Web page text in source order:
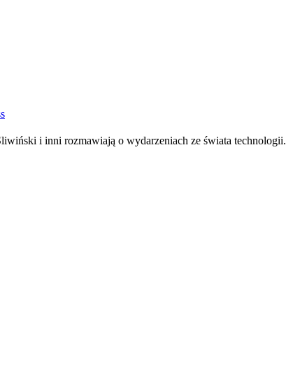
i inni rozmawiają o wydarzeniach ze świata technologii.